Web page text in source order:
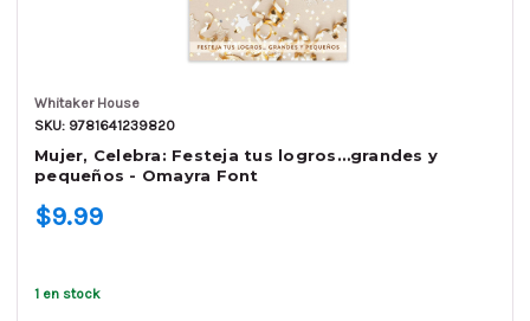
Whitaker House
SKU: 9781641239820
Mujer, Celebra: Festeja tus logros…grandes y
pequeños - Omayra Font
$9.99
1 en stock